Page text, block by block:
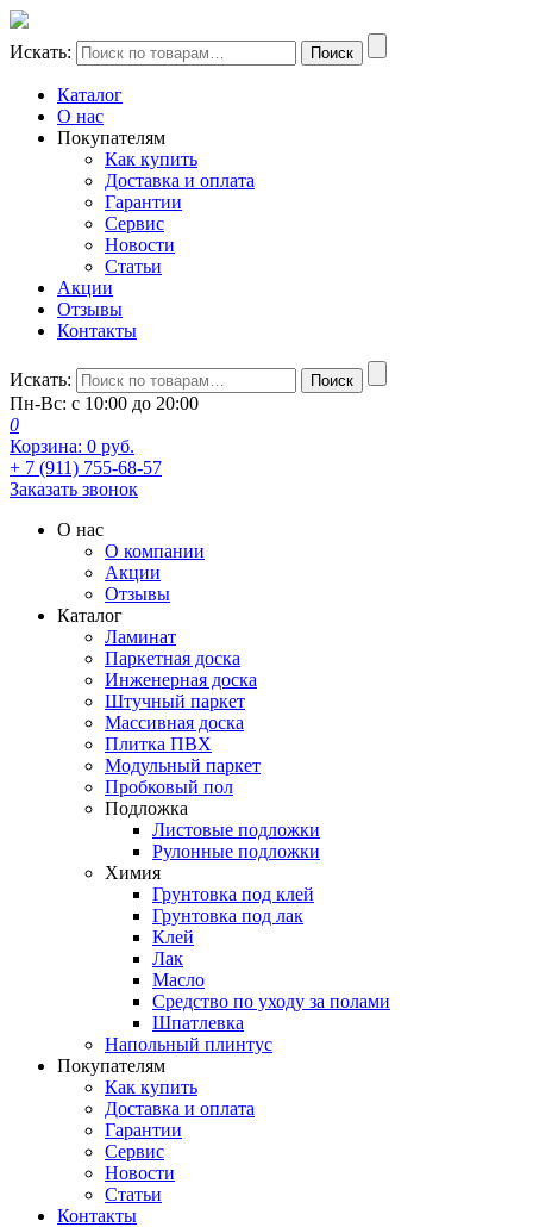
Искать: Поиск
Каталог
О нас
Покупателям
Как купить
Доставка и оплата
Гарантии
Сервис
Новости
Статьи
Акции
Отзывы
Контакты
Искать: Поиск
Пн-Вс: с 10:00 до 20:00
0
Корзина: 0 руб.
+ 7 (911) 755-68-57
Заказать звонок
О нас
О компании
Акции
Отзывы
Каталог
Ламинат
Паркетная доска
Инженерная доска
Штучный паркет
Массивная доска
Плитка ПВХ
Модульный паркет
Пробковый пол
Подложка
Листовые подложки
Рулонные подложки
Химия
Грунтовка под клей
Грунтовка под лак
Клей
Лак
Масло
Средство по уходу за полами
Шпатлевка
Напольный плинтус
Покупателям
Как купить
Доставка и оплата
Гарантии
Сервис
Новости
Статьи
Контакты